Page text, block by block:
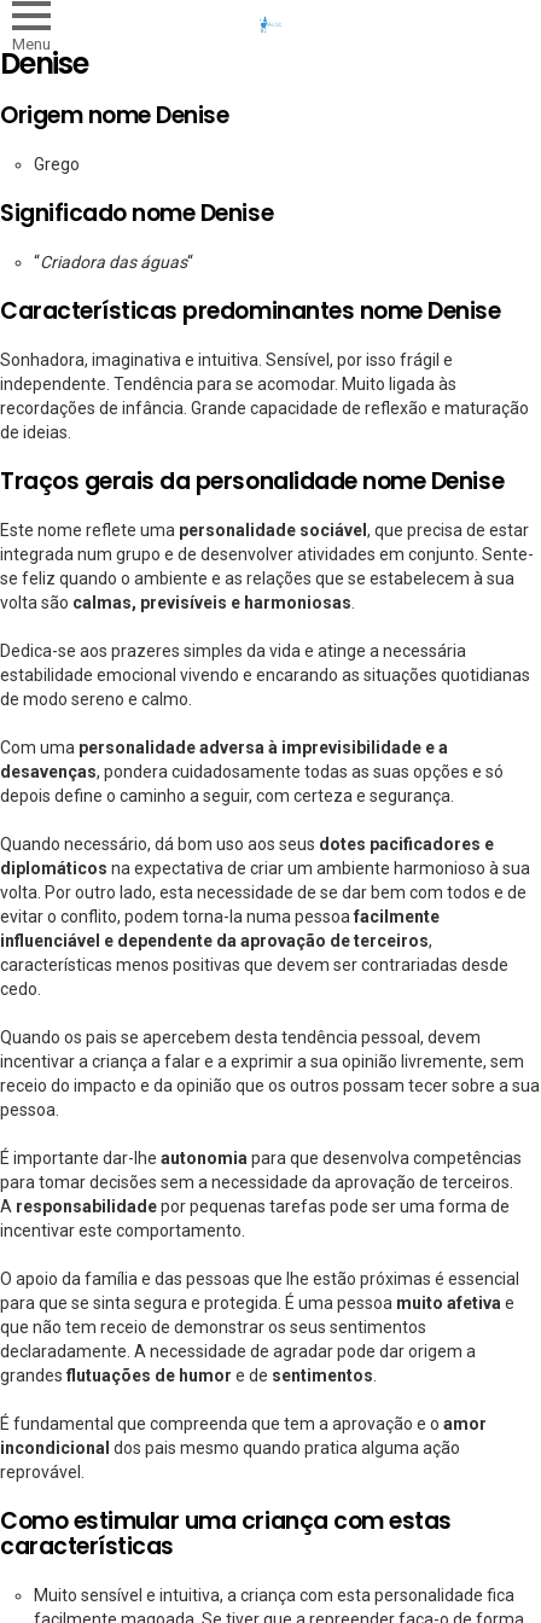
Menu
Denise
Origem nome Denise
Grego
Significado nome Denise
“Criadora das águas“
Características predominantes nome Denise
Sonhadora, imaginativa e intuitiva. Sensível, por isso frágil e
independente. Tendência para se acomodar. Muito ligada às
recordações de infância. Grande capacidade de reflexão e maturação
de ideias.
Traços gerais da personalidade nome Denise
Este nome reflete uma personalidade sociável , que precisa de estar
integrada num grupo e de desenvolver atividades em conjunto. Sente-
se feliz quando o ambiente e as relações que se estabelecem à sua
volta são calmas, previsíveis e harmoniosas
Dedica-se aos prazeres simples da vida e atinge a necessária
estabilidade emocional vivendo e encarando as situações quotidianas
de modo sereno e calmo.
Com uma personalidade adversa à imprevisibilidade e a
desavenças, pondera cuidadosamente todas as suas opções e só
depois define o caminho a seguir, com certeza e segurança.
Quando necessário, dá bom uso aos seus dotes pacificadores e
diplomáticos na expectativa de criar um ambiente harmonioso à sua
volta. Por outro lado, esta necessidade de se dar bem com todos e de
evitar o conflito, podem torna-la numa pessoa facilmente
influenciável e dependente da aprovação de terceiros,
características menos positivas que devem ser contrariadas desde
cedo.
Quando os pais se apercebem desta tendência pessoal, devem
incentivar a criança a falar e a exprimir a sua opinião livremente, sem
receio do impacto e da opinião que os outros possam tecer sobre a sua
pessoa.
É importante dar-lhe autonomia para que desenvolva competências
para tomar decisões sem a necessidade da aprovação de terceiros.
A responsabilidadepor pequenas tarefas pode ser uma forma de
incentivar este comportamento.
O apoio da família e das pessoas que lhe estão próximas é essencial
para que se sinta segura e protegida. É uma pessoa muito afetiva e
que não tem receio de demonstrar os seus sentimentos
declaradamente. A necessidade de agradar pode dar origem a
grandes flutuações de humor e de sentimentos
É fundamental que compreenda que tem a aprovação e o amor
incondicional dos pais mesmo quando pratica alguma ação
reprovável.
Como estimular uma criança com estas
características
Muito sensível e intuitiva, a criança com esta personalidade fica